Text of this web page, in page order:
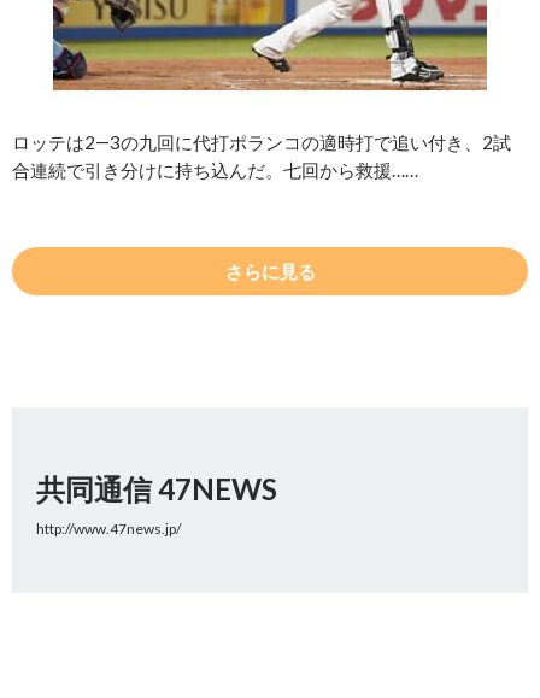
ロッテは2―3の九回に代打ポランコの適時打で追い付き、2試
合連続で引き分けに持ち込んだ。七回から救援……
さらに見る
共同通信 47NEWS
http://www.47news.jp/